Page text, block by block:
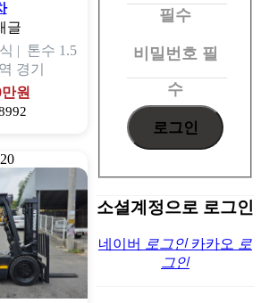
| 톤수 1.5
경기
원
필수
비밀번호 필
수
소셜계정으로 로그인
네이버 로그인 카카오 로
그인